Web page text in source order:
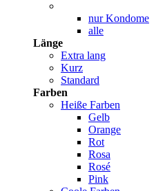
nur Kondome
alle
Länge
Extra lang
Kurz
Standard
Farben
Heiße Farben
Gelb
Orange
Rot
Rosa
Rosé
Pink